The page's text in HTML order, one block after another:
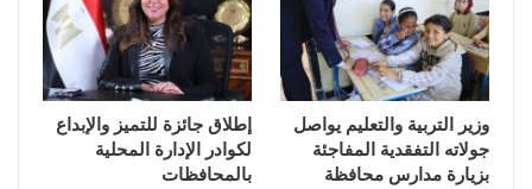
وزير التربية والتعليم يواصل
جولاته التفقدية المفاجئة
بزيارة مدارس محافظة
إطلاق جائزة للتميز والإبداع
لكوادر الإدارة المحلية
بالمحافظات